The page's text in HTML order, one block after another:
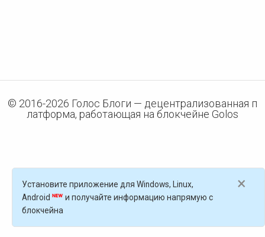
© 2016-2026 Голос Блоги — децентрализованная п
латформа, работающая на блокчейне Golos
×
Установите приложение для Windows, Linux,
Android
и получайте информацию напрямую с
блокчейна